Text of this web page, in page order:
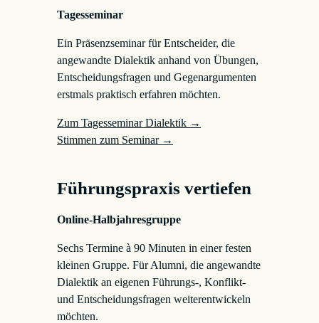
Tagesseminar
Ein Präsenzseminar für Entscheider, die
angewandte Dialektik anhand von Übungen,
Entscheidungsfragen und Gegenargumenten
erstmals praktisch erfahren möchten.
Zum Tagesseminar Dialektik →
Stimmen zum Seminar →
Führungspraxis vertiefen
Online-Halbjahresgruppe
Sechs Termine à 90 Minuten in einer festen
kleinen Gruppe. Für Alumni, die angewandte
Dialektik an eigenen Führungs-, Konflikt-
und Entscheidungsfragen weiterentwickeln
möchten.